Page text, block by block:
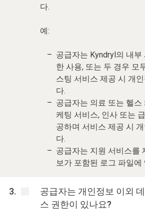
다.
예:
공급자는 Kyndryl의 내부
한 사용, 또는 두 경우 모
스팅 서비스 제공 시 개
다.
공급자는 의료 또는 헬스
케팅 서비스, 인사 또는
공하며 서비스 제공 시
다.
공급자는 지원 서비스를
보가 포함된 로그 파일에
공급자는 개인정보 이외
스 권한이 있나요?